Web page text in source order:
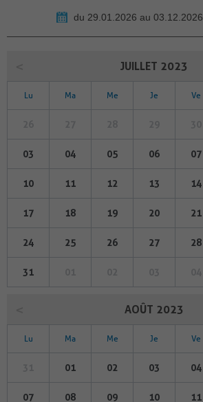
du 29.01.2026 au 03.12.2026
JUILLET 2023
Lu Ma Me Je Ve
03 04 05 06 07
10 11 12 13 14
17 18 19 20 21
24 25 26 27 28
31
AOÛT 2023
Lu Ma Me Je Ve
01 02 03 04
07 08 09 10 11